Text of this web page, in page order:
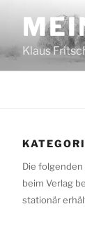
Inhalt
springen
Klaus
Die
beim Verlag
stationär